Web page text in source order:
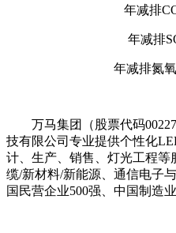
年减排
年减排
年减排氮
万马集团（股票代码
技有限公司专业提供个性化
计、生产、销售、灯光工程
缆/新材料/新能源、通信电子
国民营企业500强、中国制造业